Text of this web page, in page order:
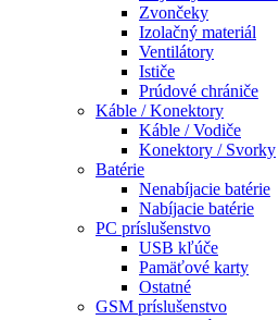
Zvončeky
Izolačný materiál
Ventilátory
Ističe
Prúdové chrániče
Káble / Konektory
Káble / Vodiče
Konektory / Svorky
Batérie
Nenabíjacie batérie
Nabíjacie batérie
PC príslušenstvo
USB kľúče
Pamäťové karty
Ostatné
GSM príslušenstvo